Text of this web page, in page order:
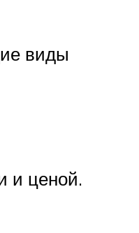
виды
и ценой.